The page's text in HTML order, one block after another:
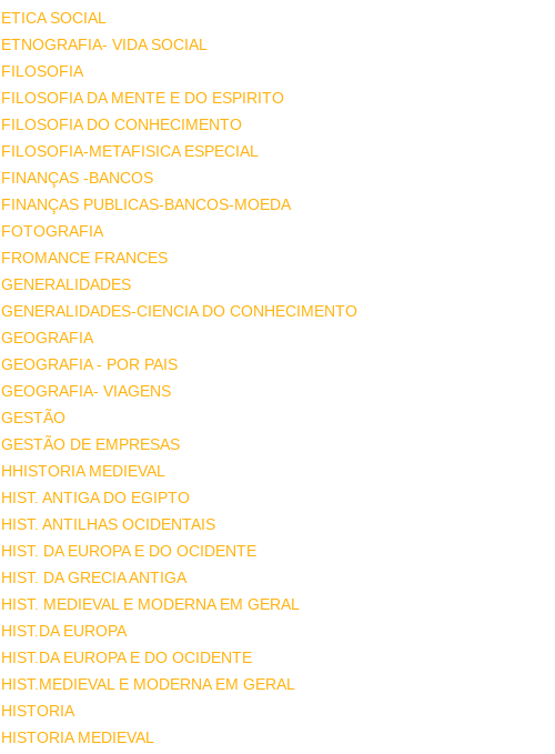
ETICA SOCIAL
ETNOGRAFIA- VIDA SOCIAL
FILOSOFIA
FILOSOFIA DA MENTE E DO ESPIRITO
FILOSOFIA DO CONHECIMENTO
FILOSOFIA-METAFISICA ESPECIAL
FINANÇAS -BANCOS
FINANÇAS PUBLICAS-BANCOS-MOEDA
FOTOGRAFIA
FROMANCE FRANCES
GENERALIDADES
GENERALIDADES-CIENCIA DO CONHECIMENTO
GEOGRAFIA
GEOGRAFIA - POR PAIS
GEOGRAFIA- VIAGENS
GESTÃO
GESTÃO DE EMPRESAS
HHISTORIA MEDIEVAL
HIST. ANTIGA DO EGIPTO
HIST. ANTILHAS OCIDENTAIS
HIST. DA EUROPA E DO OCIDENTE
HIST. DA GRECIA ANTIGA
HIST. MEDIEVAL E MODERNA EM GERAL
HIST.DA EUROPA
HIST.DA EUROPA E DO OCIDENTE
HIST.MEDIEVAL E MODERNA EM GERAL
HISTORIA
HISTORIA MEDIEVAL